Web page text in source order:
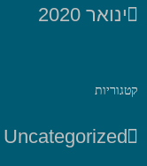
ינואר 2020
קטגוריות
Uncategorized